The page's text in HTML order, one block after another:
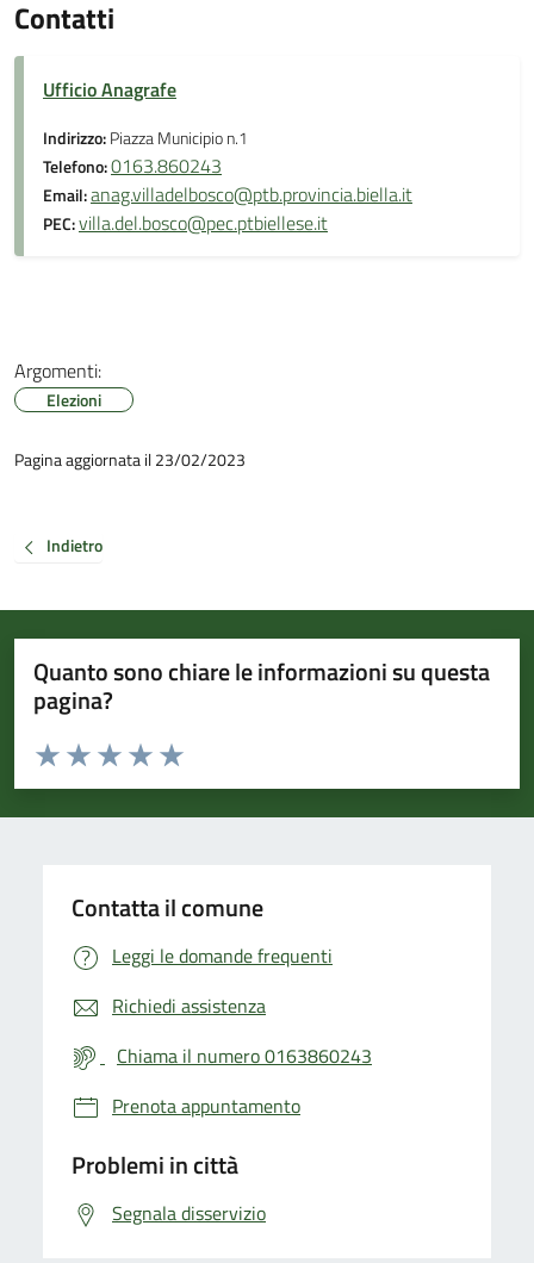
Contatti
Ufficio Anagrafe
Indirizzo:Piazza Municipio n.1
Telefono:0163.860243
Email:anag.villadelbosco@ptb.provincia.biella.it
PEC:villa.del.bosco@pec.ptbiellese.it
Argomenti:
Elezioni
Pagina aggiornata il 23/02/2023
Indietro
Quanto sono chiare le informazioni su questa
pagina?
Valuta da 1 a 5 stelle la pagina
Valuta 5 stelle su 5
Valuta 4 stelle su 5
Valuta 3 stelle su 5
Valuta 2 stelle su 5
Valuta 1 stelle su 5
Contatta il comune
Leggi le domande frequenti
Richiedi assistenza
Chiama il numero 0163860243
Prenota appuntamento
Problemi in città
Segnala disservizio